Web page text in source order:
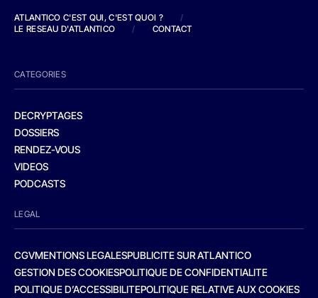
ATLANTICO C'EST QUI, C'EST QUOI ?
/
LE RESEAU D'ATLANTICO
/ CONTACT
CATEGORIES
DECRYPTAGES
DOSSIERS
RENDEZ-VOUS
VIDEOS
PODCASTS
LEGAL
CGVMENTIONS LEGALESPUBLICITE SUR ATLANTICO
GESTION DES COOKIESPOLITIQUE DE CONFIDENTIALITE
POLITIQUE D’ACCESSIBILITEPOLITIQUE RELATIVE AUX COOKIES